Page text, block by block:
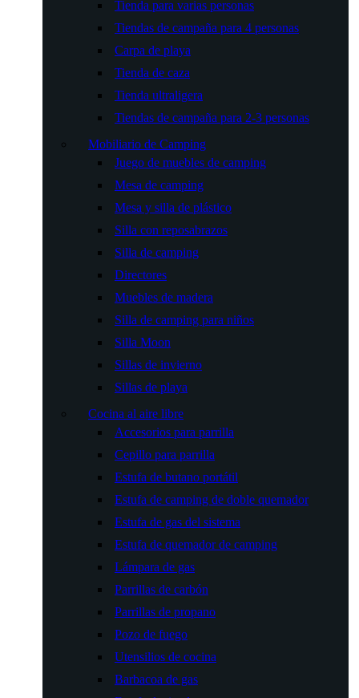
Tienda para varias personas
Tiendas de campaña para 4 personas
Carpa de playa
Tienda de caza
Tienda ultraligera
Tiendas de campaña para 2-3 personas
Mobiliario de Camping
Juego de muebles de camping
Mesa de camping
Mesa y silla de plástico
Silla con reposabrazos
Silla de camping
Directores
Muebles de madera
Silla de camping para niños
Silla Moon
Sillas de invierno
Sillas de playa
Cocina al aire libre
Accesorios para parrilla
Cepillo para parrilla
Estufa de butano portátil
Estufa de camping de doble quemador
Estufa de gas del sistema
Estufa de quemador de camping
Lámpara de gas
Parrillas de carbón
Parrillas de propano
Pozo de fuego
Utensilios de cocina
Barbacoa de gas